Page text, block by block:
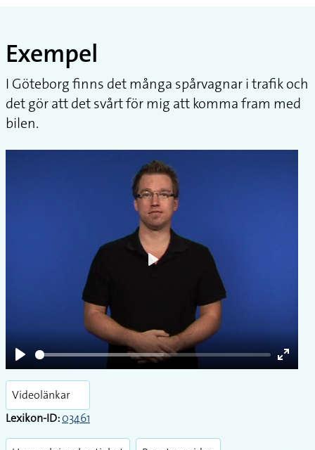
Exempel
I Göteborg finns det många spårvagnar i trafik och
det gör att det svårt för mig att komma fram med
bilen.
Play
Enter
Videolänkar
Lexikon-ID:03461